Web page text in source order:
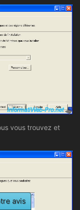
vous trouvez et
avis